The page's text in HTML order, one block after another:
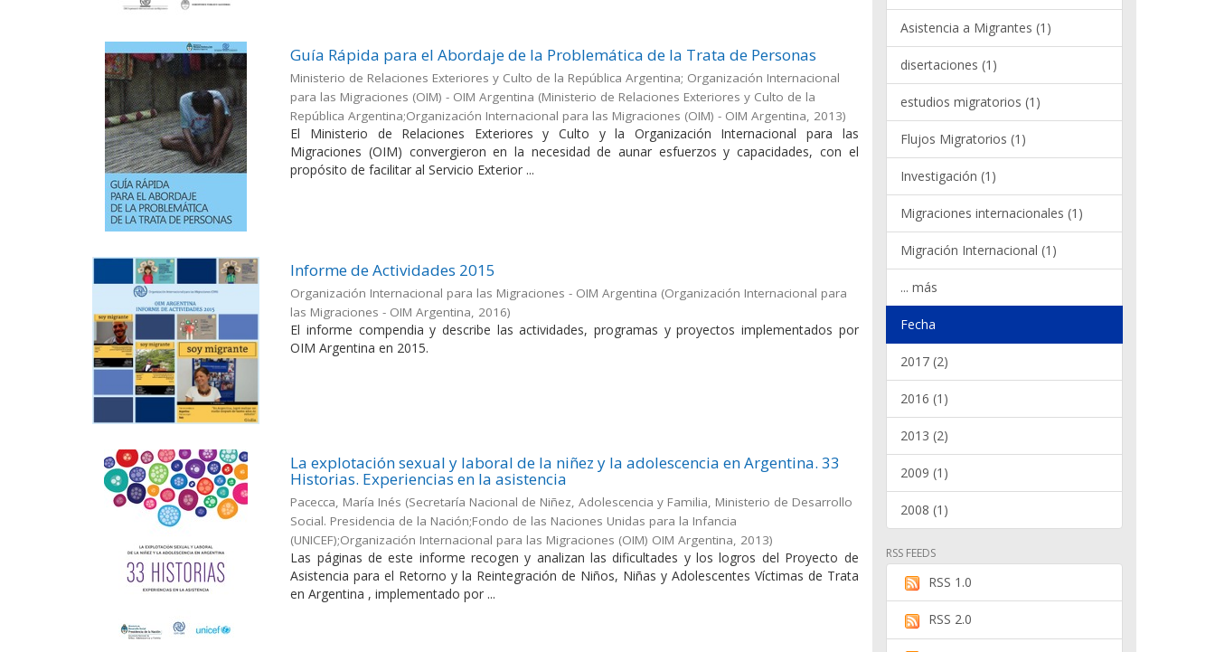
Guía Rápida para el Abordaje de la Problemática de la Trata de Personas
Ministerio de Relaciones Exteriores y Culto de la República Argentina; Organización Internacional
para las Migraciones (OIM) - OIM Argentina (Ministerio de Relaciones Exteriores y Culto de la
República Argentina;Organización Internacional para las Migraciones (OIM) - OIM Argentina, 2013)
El Ministerio de Relaciones Exteriores y Culto y la Organización Internacional para las
Migraciones (OIM) convergieron en la necesidad de aunar esfuerzos y capacidades, con el
propósito de facilitar al Servicio Exterior ...
Informe de Actividades 2015
Organización Internacional para las Migraciones - OIM Argentina (Organización Internacional para
las Migraciones - OIM Argentina, 2016)
El informe compendia y describe las actividades, programas y proyectos implementados por
OIM Argentina en 2015.
La explotación sexual y laboral de la niñez y la adolescencia en Argentina. 33
Historias. Experiencias en la asistencia
Pacecca, María Inés (Secretaría Nacional de Niñez, Adolescencia y Familia, Ministerio de Desarrollo
Social. Presidencia de la Nación;Fondo de las Naciones Unidas para la Infancia
(UNICEF);Organización Internacional para las Migraciones (OIM) OIM Argentina, 2013)
Las páginas de este informe recogen y analizan las dificultades y los logros del Proyecto de
Asistencia para el Retorno y la Reintegración de Niños, Niñas y Adolescentes Víctimas de Trata
en Argentina , implementado por ...
Asistencia a Migrantes (1)
disertaciones (1)
estudios migratorios (1)
Flujos Migratorios (1)
Investigación (1)
Migraciones internacionales (1)
Migración Internacional (1)
... más
Fecha
2017 (2)
2016 (1)
2013 (2)
2009 (1)
2008 (1)
RSS FEEDS
RSS 1.0
RSS 2.0